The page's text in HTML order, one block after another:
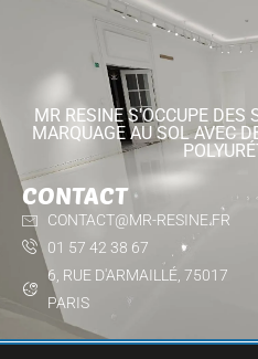
MR RESINE S'OCCUPE DES
MARQUAGE AU SOL AVEC
CONTACT
CONTACT@MR-RESINE.FR
01 57 42 38 67
6, RUE D'ARMAILLÉ, 75017
PARIS